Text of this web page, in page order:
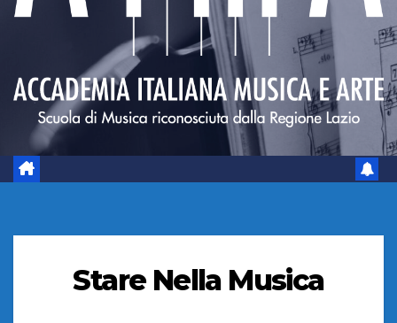
Stare Nella Musica